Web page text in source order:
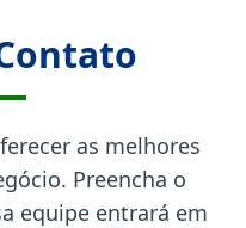
as melhores
Preencha o
equipe entrará em